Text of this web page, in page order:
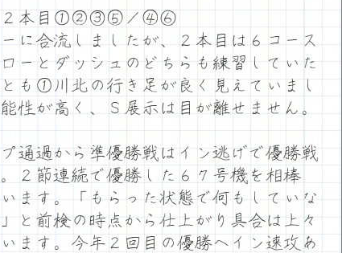
本目①②③⑤／④⑥
合流しましたが、２本目は６コース
ーとダッシュのどちらも練習していた
も①川北の行き足が良く見えていまし
性が高く、Ｓ展示は目が離せません。
過から準優勝戦はイン逃げで優勝戦
２節連続で優勝した６７号機を相棒
ます。「もらった状態で何もしていな
と前検の時点から仕上がり具合は上々
ます。今年２回目の優勝へイン速攻あ